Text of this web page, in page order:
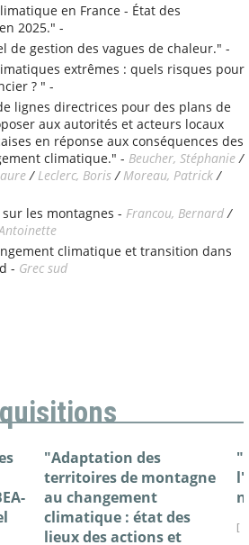
en France - État des
2025." -
de gestion des vagues de chaleur." -
extrêmes : quels risques pour
? " -
lignes directrices pour des plans de
aux autorités et acteurs locaux
en réponse aux conséquences des
climatique." - Beucher, Stéphanie/
/ Leclerc, Boris/Moreau, Patrick/
les montagnes - Francou, Bernard/
climatique et transition dans
- Grec sud
"Adaptation des
territoires de montagne
au changement
climatique : état des
lieux des actions et
[